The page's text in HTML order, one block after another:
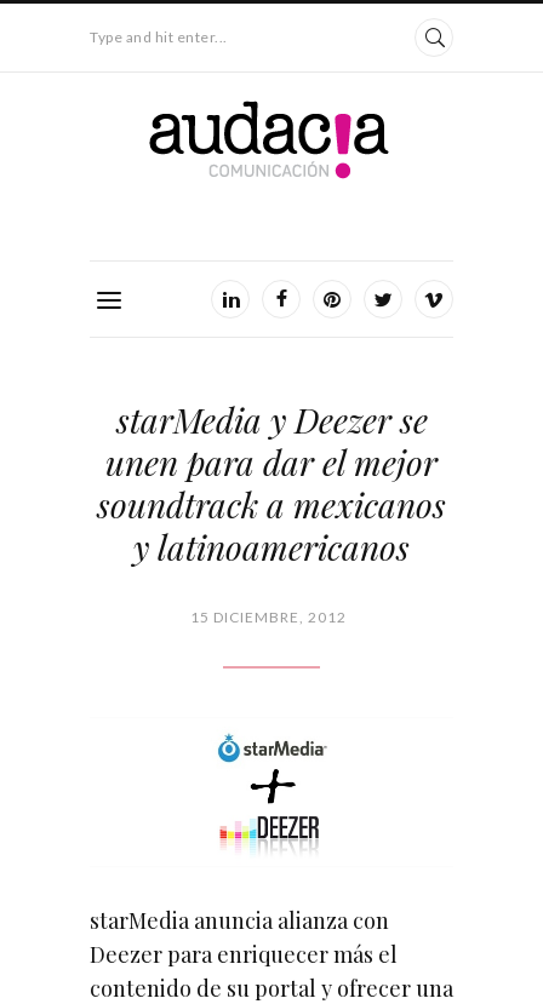
Type and hit enter...
starMedia y Deezer se
unen para dar el mejor
soundtrack a mexicanos
y latinoamericanos
15 DICIEMBRE, 2012
starMedia anuncia alianza con
Deezer para enriquecer más el
contenido de su portal y ofrecer una